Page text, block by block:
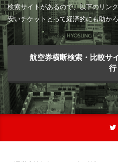
検索サイトがあるので、以下のリン
安いチケットとって経済的にも助かろ
航空券横断検索・比較サ
行